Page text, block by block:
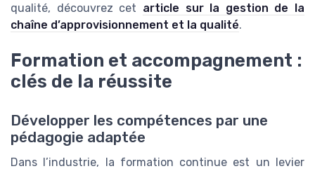
qualité, découvrez cet article sur la gestion de la
chaîne d’approvisionnement et la qualité.
Formation et accompagnement :
clés de la réussite
Développer les compétences par une
pédagogie adaptée
Dans l’industrie, la formation continue est un levier